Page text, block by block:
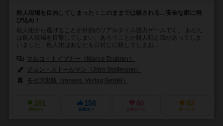
殺人現場を目的してしまった！このままでは殺される…安全な家に飛
び込め！
殺人犯から逃げることが目的のリアルタイム協力ゲームです。 あなた
は殺人現場を目撃してしまい、あろうことか殺人犯と目があってしま
いました。殺人犯はあなたも口封じに殺してしまお...
マルコ・トイブナー（Marco Teubner）
ジョン・ストールマン（Jörn Stollmann）
モゼズ出版（moses. Verlag GmbH）
161
興味あり
156
経験あり
40
お気に入り
63
持ってる